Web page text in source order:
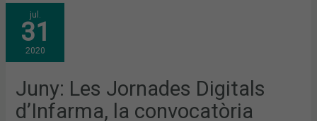
jul.
31
2020
Juny: Les Jornades Digitals
d’Infarma, la convocatòria
JUNY:
LES
JORNADES
DIGITALS
D’INFARMA,
LA
CONVOCATÒRIA
COFB
I
LA
COVID-